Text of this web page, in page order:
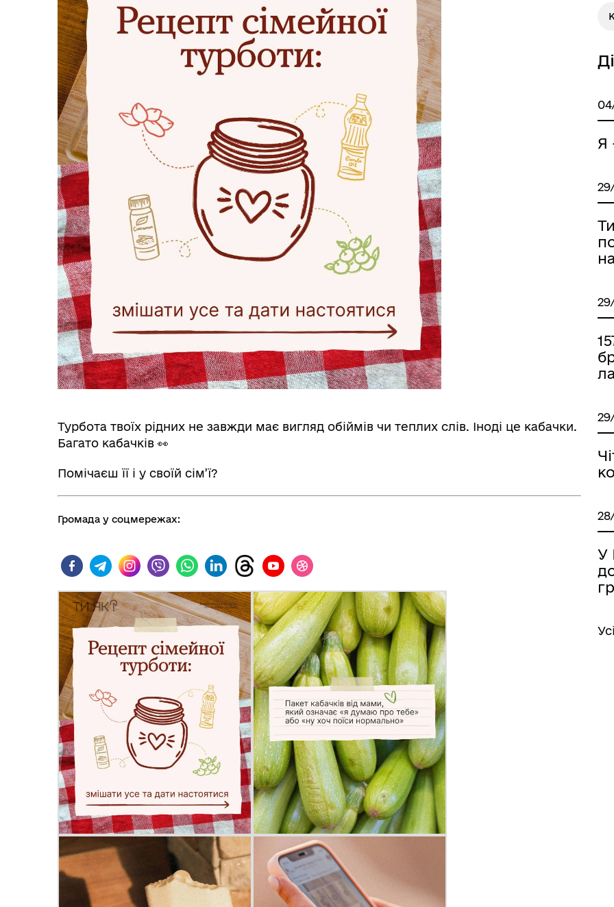
Засідання виконавчого
Графіки прийому громадян
Колегіальні органи (ради,
робочі групи, комісії)
Радіаційний фон
Турбота твоїх рідних не завжди має вигляд обіймів чи теплих слів. Іноді це кабачки.
Багато кабачків 👀
Помічаєш її і у своїй сім’ї?
Громада у соцмережах:
Я
У